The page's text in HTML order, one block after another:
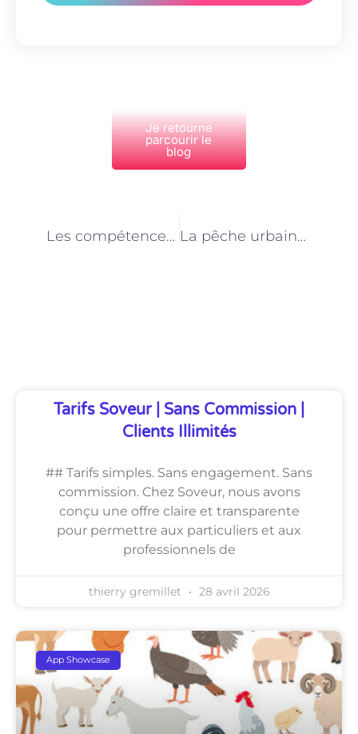
Je retourne
parcourir le
blog
Les compétences clés d’un moniteur-monitrice de pêche à Paris La pêche urbaine à Paris : l’importance du rôle des moniteurs-monitrices
Tarifs Soveur | Sans Commission |
Clients Illimités
## Tarifs simples. Sans engagement. Sans
commission. Chez Soveur, nous avons
conçu une offre claire et transparente
pour permettre aux particuliers et aux
professionnels de
thierry gremillet 28 avril 2026
App Showcase